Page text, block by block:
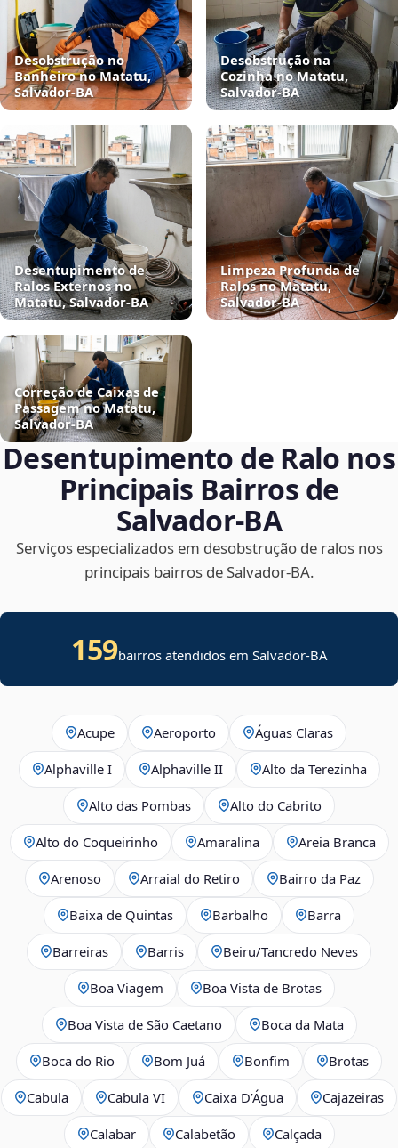
Desobstrução no
Banheiro no Matatu,
Salvador‑BA
Desobstrução na
Cozinha no Matatu,
Salvador‑BA
Desentupimento de
Ralos Externos no
Matatu, Salvador‑BA
Limpeza Profunda de
Ralos no Matatu,
Salvador‑BA
Correção de Caixas de
Passagem no Matatu,
Salvador‑BA
Desentupimento de Ralo nos
Principais Bairros de
Salvador‑BA
Serviços especializados em desobstrução de ralos nos
principais bairros de Salvador‑BA.
159bairros atendidos em Salvador-BA
Acupe Aeroporto Águas Claras
Alphaville I Alphaville II Alto da Terezinha
Alto das Pombas Alto do Cabrito
Alto do Coqueirinho Amaralina Areia Branca
Arenoso Arraial do Retiro Bairro da Paz
Baixa de Quintas Barbalho Barra
Barreiras Barris Beiru/Tancredo Neves
Boa Viagem Boa Vista de Brotas
Boa Vista de São Caetano Boca da Mata
Boca do Rio Bom Juá Bonfim Brotas
Cabula Cabula VI Caixa D’Água Cajazeiras
Calabar Calabetão Calçada